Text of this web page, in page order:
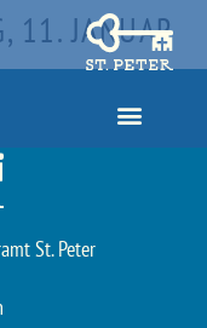
11. JANUAR
St. Peter